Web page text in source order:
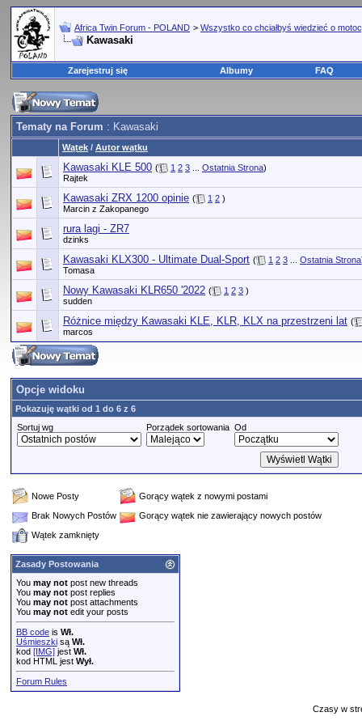
Africa Twin Forum - POLAND > Wszystko co chciałbyś wiedzieć o
Kawasaki
Zarejestruj się Albumy FAQ
Tematy na Forum : Kawasaki
Wątek / Autor wątku
Kawasaki KLE 500 ( 1 2 3 Ostatnia Strona)
Rajtek
Kawasaki ZRX 1200 opinie ( 1 2 )
Marcin z Zakopanego
rura lagi - ZR7
dzinks
Kawasaki KLX300 - Ultimate Dual-Sport ( 1 2 3 Ostatnia Strona
Tomasa
Nowy Kawasaki KLR650 '2022 ( 1 2 3 )
sudden
Różnice między Kawasaki KLE, KLR, KLX na przestrzeni lat (
marcos
Opcje widoku
Pokazuję wątki od 1 do 6 z 6
Sortuj wg
Porządek sortowania Od
Nowe Posty
Gorący wątek z nowymi postami
Brak Nowych Postów
Gorący wątek nie zawierający nowych postów
Wątek zamknięty
Zasady Postowania
You may not post new threads
You may not post replies
You may not post attachments
You may not edit your posts
BB code is Wł.
Uśmieszki są Wł.
kod [IMG] jest Wł.
kod HTML jest Wył.
Forum Rules
Czasy w